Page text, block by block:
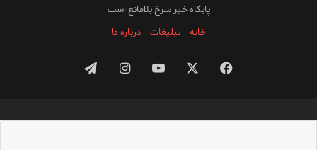
پایگاه خبر سرخ بلامانع است
خانه
تبلیغات درباره ما
فیس
یوتیوباینستاگرامتلگرام